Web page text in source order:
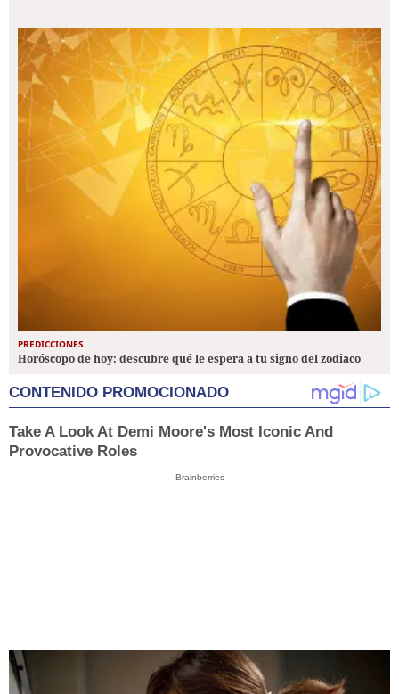
PREDICCIONES
Horóscopo de hoy: descubre qué le espera a tu signo del zodiaco
CONTENIDO PROMOCIONADO
Take A Look At Demi Moore's Most Iconic And
Provocative Roles
Brainberries